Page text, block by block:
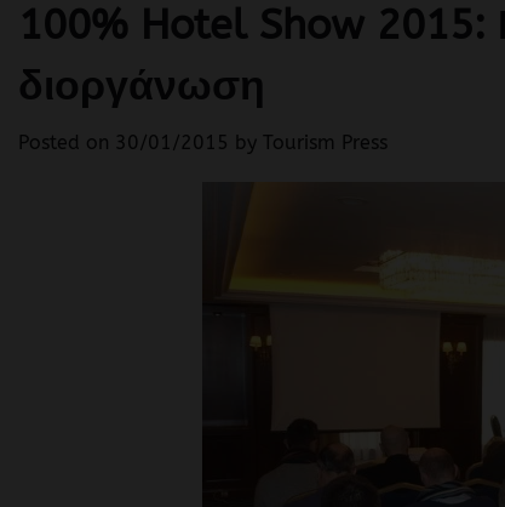
100% Hotel Show 2015:
διοργάνωση
Posted on 30/01/2015 by Tourism Press